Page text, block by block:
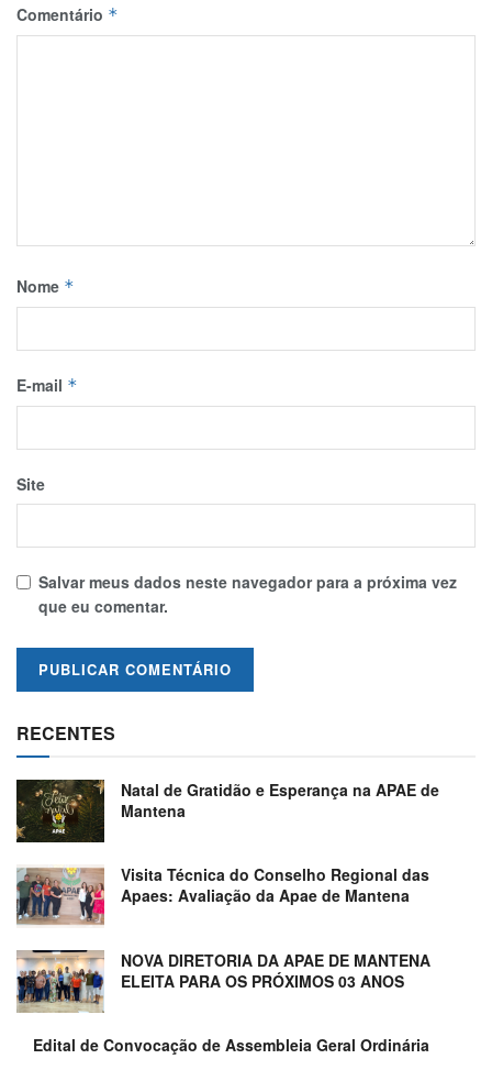
Comentário *
Nome *
E-mail *
Site
Salvar meus dados neste navegador para a próxima vez
que eu comentar.
RECENTES
Natal de Gratidão e Esperança na APAE de
Mantena
Visita Técnica do Conselho Regional das
Apaes: Avaliação da Apae de Mantena
NOVA DIRETORIA DA APAE DE MANTENA
ELEITA PARA OS PRÓXIMOS 03 ANOS
Edital de Convocação de Assembleia Geral Ordinária